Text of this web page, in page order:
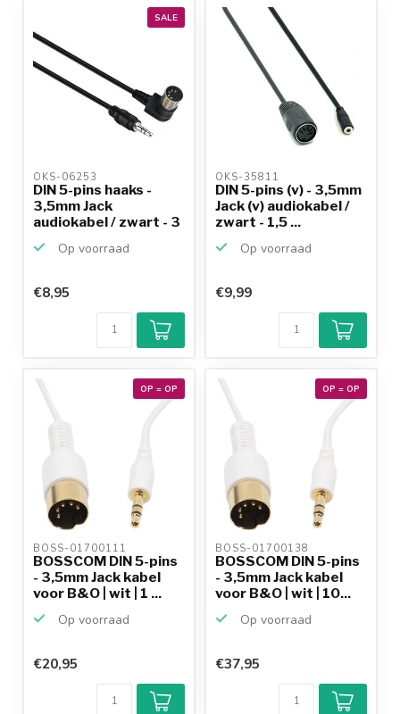
productkennis
SALE
OKS-06253
DIN 5-pins haaks -
3,5mm Jack
audiokabel / zwart - 3
Op voorraad
€8,95
OKS-35811
DIN 5-pins (v) - 3,5mm
Jack (v) audiokabel /
zwart - 1,5 ...
Op voorraad
€9,99
OP = OP
BOSS-01700111
BOSSCOM DIN 5-pins
- 3,5mm Jack kabel
voor B&O | wit | 1 ...
Op voorraad
€20,95
OP = OP
BOSS-01700138
BOSSCOM DIN 5-pins
- 3,5mm Jack kabel
voor B&O | wit | 10...
Op voorraad
€37,95